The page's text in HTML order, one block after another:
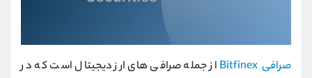
صرافی Bitfinex
از جمله صرافی های ارز دیجیتال است که در